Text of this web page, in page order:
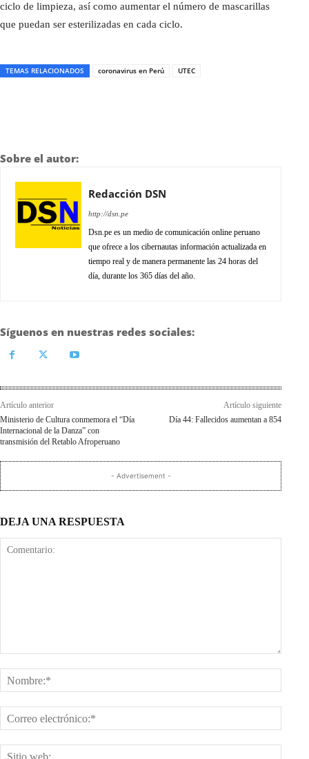
ciclo de limpieza, así como aumentar el número de mascarillas
que puedan ser esterilizadas en cada ciclo.
TEMAS RELACIONADOS coronavirus en Perú UTEC
Sobre el autor:
Redacción DSN
http://dsn.pe
Dsn.pe es un medio de comunicación online peruano
que ofrece a los cibernautas información actualizada en
tiempo real y de manera permanente las 24 horas del
día, durante los 365 días del año.
Síguenos en nuestras redes sociales:
Artículo anterior
Ministerio de Cultura conmemora el “Día
Internacional de la Danza” con
transmisión del Retablo Afroperuano
Artículo siguiente
Día 44: Fallecidos aumentan a 854
- Advertisement -
DEJA UNA RESPUESTA